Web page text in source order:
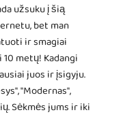
užsuku į šią
bet man
ir smagiai
metų! Kadangi
juos ir įsigyju.
"Modernas",
Sėkmės jums ir iki